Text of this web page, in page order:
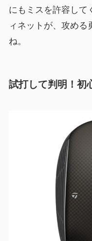
にもミスを許容して
ィネットが、攻める
ね。
試打して判明！初